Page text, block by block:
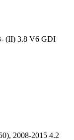
(II) 3.8 V6 GDI
, 2008-2015 4.2